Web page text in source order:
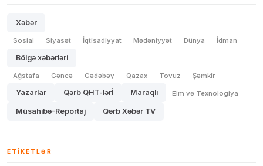
Xəbər
Sosial Siyasət İqtisadiyyat Mədəniyyət Dünya İdman
Bölgə xəbərləri
Ağstafa Gəncə Gədəbəy Qazax Tovuz Şəmkir
Yazarlar Qərb QHT-lərİ Maraqlı Elm və Texnologiya
Müsahibə-Reportaj Qərb Xəbər TV
ETIKETLƏR